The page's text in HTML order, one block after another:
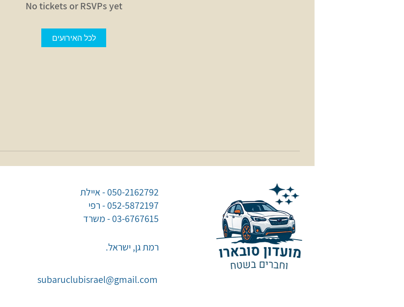
No tickets or RSVPs yet
לכל האירועים
050-2162792 - איילת
052-5872197 - רפי
03-6767615 - משרד
רמת גן, ישראל.
subaruclubisrael@gmail.com